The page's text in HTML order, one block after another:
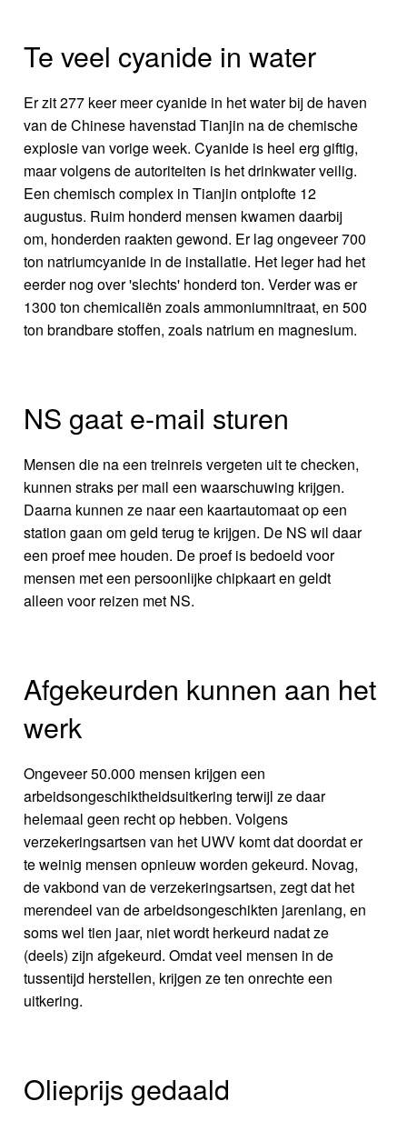
Te veel cyanide in water
Er zit 277 keer meer cyanide in het water bij de haven
van de Chinese havenstad Tianjin na de chemische
explosie van vorige week. Cyanide is heel erg giftig,
maar volgens de autoriteiten is het drinkwater veilig.
Een chemisch complex in Tianjin ontplofte 12
augustus. Ruim honderd mensen kwamen daarbij
om, honderden raakten gewond. Er lag ongeveer 700
ton natriumcyanide in de installatie. Het leger had het
eerder nog over 'slechts' honderd ton. Verder was er
1300 ton chemicaliën zoals ammoniumnitraat, en 500
ton brandbare stoffen, zoals natrium en magnesium.
NS gaat e-mail sturen
Mensen die na een treinreis vergeten uit te checken,
kunnen straks per mail een waarschuwing krijgen.
Daarna kunnen ze naar een kaartautomaat op een
station gaan om geld terug te krijgen. De NS wil daar
een proef mee houden. De proef is bedoeld voor
mensen met een persoonlijke chipkaart en geldt
alleen voor reizen met NS.
Afgekeurden kunnen aan het
werk
Ongeveer 50.000 mensen krijgen een
arbeidsongeschiktheidsuitkering terwijl ze daar
helemaal geen recht op hebben. Volgens
verzekeringsartsen van het UWV komt dat doordat er
te weinig mensen opnieuw worden gekeurd. Novag,
de vakbond van de verzekeringsartsen, zegt dat het
merendeel van de arbeidsongeschikten jarenlang, en
soms wel tien jaar, niet wordt herkeurd nadat ze
(deels) zijn afgekeurd. Omdat veel mensen in de
tussentijd herstellen, krijgen ze ten onrechte een
uitkering.
Olieprijs gedaald